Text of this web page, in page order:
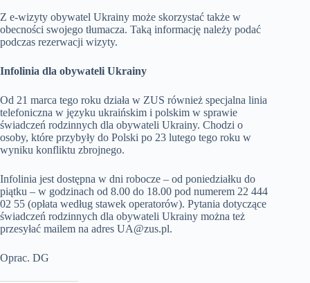
Z e-wizyty obywatel Ukrainy może skorzystać także w
obecności swojego tłumacza. Taką informację należy podać
podczas rezerwacji wizyty.
Infolinia dla obywateli Ukrainy
Od 21 marca tego roku działa w ZUS również specjalna linia
telefoniczna w języku ukraińskim i polskim w sprawie
świadczeń rodzinnych dla obywateli Ukrainy. Chodzi o
osoby, które przybyły do Polski po 23 lutego tego roku w
wyniku konfliktu zbrojnego.
Infolinia jest dostępna w dni robocze – od poniedziałku do
piątku – w godzinach od 8.00 do 18.00 pod numerem 22 444
02 55 (opłata według stawek operatorów). Pytania dotyczące
świadczeń rodzinnych dla obywateli Ukrainy można też
przesyłać mailem na adres UA@zus.pl.
Oprac. DG